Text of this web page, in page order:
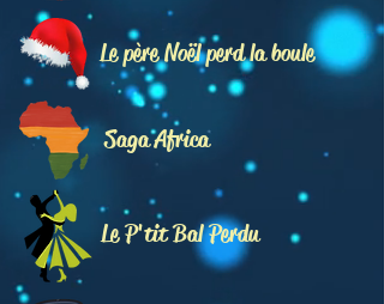
Le père Noël perd la boule
Saga Africa
Le P'tit Bal Perdu